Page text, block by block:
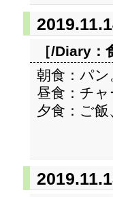
［/Diary：
朝食：パ
昼食：チャ
夕食：ご飯